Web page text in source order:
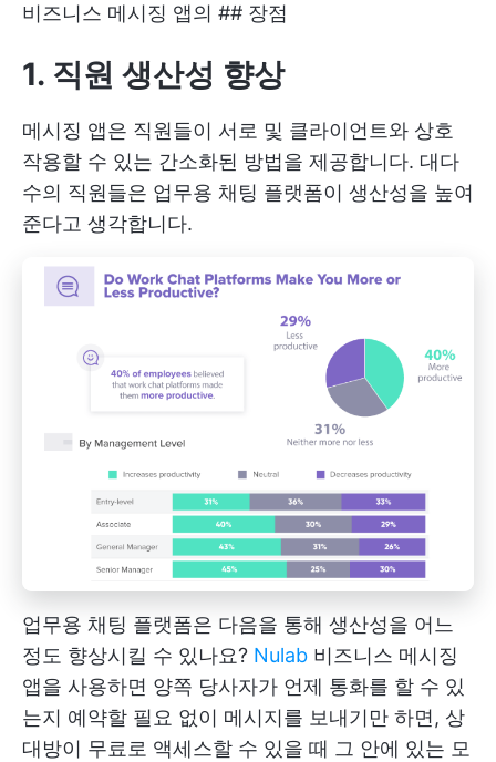
비즈니스 메시징 앱의 ## 장점
1. 직원 생산성 향상
메시징 앱은 직원들이 서로 및 클라이언트와 상호
작용할 수 있는 간소화된 방법을 제공합니다. 대다
수의 직원들은 업무용 채팅 플랫폼이 생산성을 높여
준다고 생각합니다.
업무용 채팅 플랫폼은 다음을 통해 생산성을 어느
정도 향상시킬 수 있나요? Nulab 비즈니스 메시징
앱을 사용하면 양쪽 당사자가 언제 통화를 할 수 있
는지 예약할 필요 없이 메시지를 보내기만 하면, 상
대방이 무료로 액세스할 수 있을 때 그 안에 있는 모